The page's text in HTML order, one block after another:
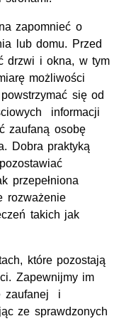
zapomnieć o
lub domu. Przed
drzwi i okna, w tym
możliwości
się od
informacji
zaufaną osobę
Dobra praktyką
przepełniona
rozważenie
takich jak
które pozostają
Zapewnijmy im
zaufanej i
ze sprawdzonych